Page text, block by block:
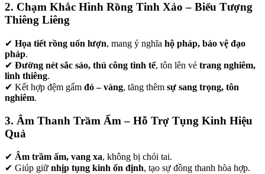
2. Chạm Khắc Hình Rồng Tinh Xảo – Biểu Tượng
Thiêng Liêng
✔ Họa tiết rồng uốn lượn, mang ý nghĩa hộ pháp, bảo vệ đạo
pháp.
✔ Đường nét sắc sảo, thủ công tinh tế, tôn lên vẻ trang nghiêm,
linh thiêng.
✔ Kết hợp đệm gấm đỏ – vàng, tăng thêm sự sang trọng, tôn
nghiêm.
3. Âm Thanh Trầm Ấm – Hỗ Trợ Tụng Kinh Hiệu
Quả
✔ Âm trầm ấm, vang xa, không bị chói tai.
✔ Giúp giữ nhịp tụng kinh ổn định, tạo sự đồng thanh hòa hợp.